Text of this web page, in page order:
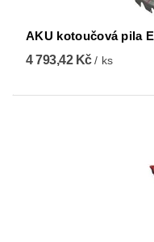
AKU kotoučová pila
4 793,42 Kč/ ks